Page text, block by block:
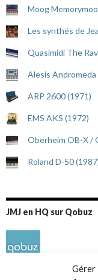
Gérer
Moog
Les synthés de
Quasimidi The
Alesis Andromeda
ARP 2600 (1971)
EMS AKS (1972)
Oberheim OB-X /
Roland D-50
JMJ en HQ sur Qobuz